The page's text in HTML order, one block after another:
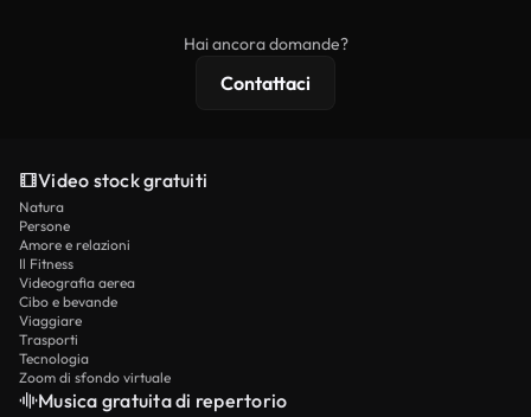
Hai ancora domande?
Contattaci
Video stock gratuiti
Natura
Persone
Amore e relazioni
Il Fitness
Videografia aerea
Cibo e bevande
Viaggiare
Trasporti
Tecnologia
Zoom di sfondo virtuale
Musica gratuita di repertorio